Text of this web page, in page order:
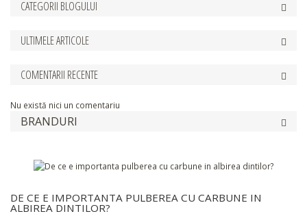
CATEGORII BLOGULUI
ULTIMELE ARTICOLE
COMENTARII RECENTE
Nu există nici un comentariu
BRANDURI
DE CE E IMPORTANTA PULBEREA CU CARBUNE IN
ALBIREA DINTILOR?